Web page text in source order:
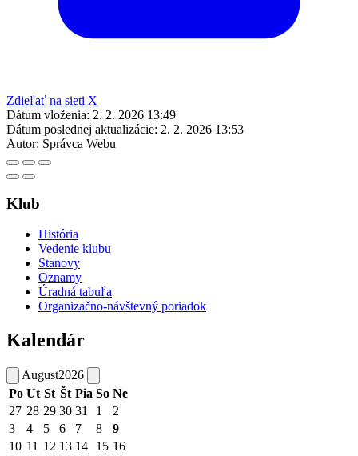
Zdieľať na sieti X
Dátum vloženia: 2. 2. 2026 13:49
Dátum poslednej aktualizácie: 2. 2. 2026 13:53
Autor: Správca Webu
Klub
História
Vedenie klubu
Stanovy
Oznamy
Úradná tabuľa
Organizačno-návštevný poriadok
Kalendár
August2026
Po Ut St Št Pia So Ne
27 28 29 30 31 1
2
3
4 5 6 7 8
9
10 11 12 13 14 15 16